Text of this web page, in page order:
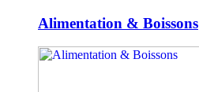
Alimentation & Boissons